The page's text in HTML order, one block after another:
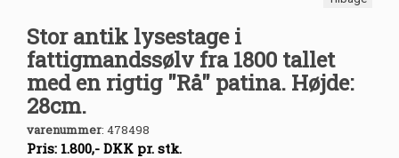
Stor antik lysestage i
fattigmandssølv fra 1800 tallet
med en rigtig "Rå" patina. Højde:
28cm.
varenummer: 478498
Pris: 1.800,- DKK pr. stk.